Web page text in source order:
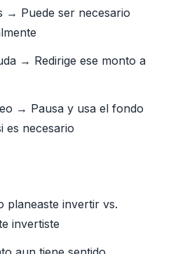
→ Puede ser necesario
→ Redirige ese monto a
→ Pausa y usa el fondo
es necesario
planeaste invertir vs.
invertiste